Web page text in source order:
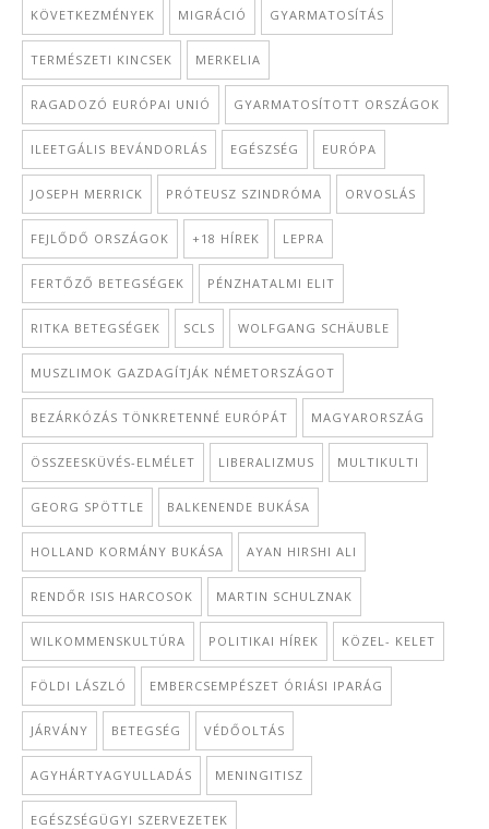
KÖVETKEZMÉNYEK MIGRÁCIÓ GYARMATOSÍTÁS
TERMÉSZETI KINCSEK MERKELIA
RAGADOZÓ EURÓPAI UNIÓ GYARMATOSÍTOTT ORSZÁGOK
ILEETGÁLIS BEVÁNDORLÁS EGÉSZSÉG EURÓPA
JOSEPH MERRICK PRÓTEUSZ SZINDRÓMA ORVOSLÁS
FEJLŐDŐ ORSZÁGOK +18 HÍREK LEPRA
FERTŐZŐ BETEGSÉGEK PÉNZHATALMI ELIT
RITKA BETEGSÉGEK SCLS WOLFGANG SCHÄUBLE
MUSZLIMOK GAZDAGÍTJÁK NÉMETORSZÁGOT
BEZÁRKÓZÁS TÖNKRETENNÉ EURÓPÁT MAGYARORSZÁG
ÖSSZEESKÜVÉS-ELMÉLET LIBERALIZMUS MULTIKULTI
GEORG SPÖTTLE BALKENENDE BUKÁSA
HOLLAND KORMÁNY BUKÁSA AYAN HIRSHI ALI
RENDŐR ISIS HARCOSOK MARTIN SCHULZNAK
WILKOMMENSKULTÚRA POLITIKAI HÍREK KÖZEL- KELET
FÖLDI LÁSZLÓ EMBERCSEMPÉSZET ÓRIÁSI IPARÁG
JÁRVÁNY BETEGSÉG VÉDŐOLTÁS
AGYHÁRTYAGYULLADÁS MENINGITISZ
EGÉSZSÉGÜGYI SZERVEZETEK